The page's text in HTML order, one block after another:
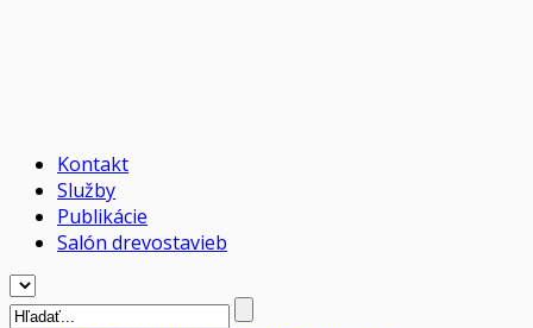
Kontakt
Služby
Publikácie
Salón drevostavieb